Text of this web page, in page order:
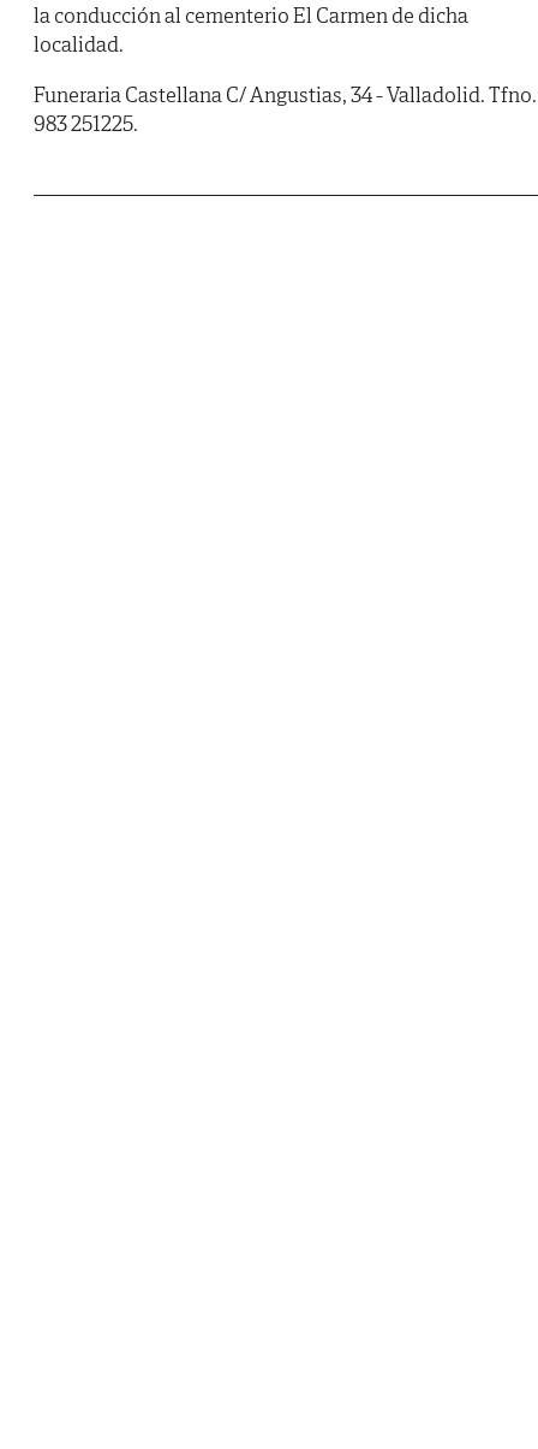
la conducción al cementerio El Carmen de dicha
localidad.
Funeraria Castellana C/ Angustias, 34 - Valladolid.
983 251225.